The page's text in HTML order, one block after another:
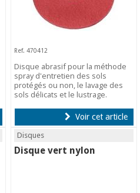
Ref. 470412
Disque abrasif pour la méthode
spray d'entretien des sols
protégés ou non, le lavage des
sols délicats et le lustrage.
Voir cet article
Disques
Disque vert nylon